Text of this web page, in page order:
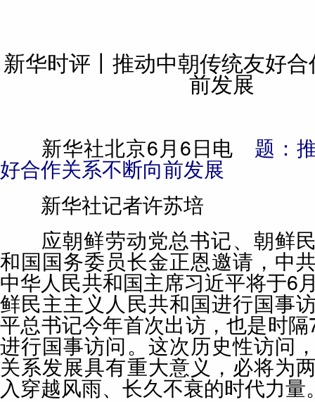
新华时评丨推动中朝传统友好
前发展
新华社北京6月6日电 题：
好合作关系不断向前发展
新华社记者许苏培
应朝鲜劳动党总书记、朝鲜
和国国务委员长金正恩邀请，中
中华人民共和国主席习近平将于6
鲜民主主义人民共和国进行国事
平总书记今年首次出访，也是时
进行国事访问。这次历史性访问
关系发展具有重大意义，必将为
入穿越风雨、长久不衰的时代力量